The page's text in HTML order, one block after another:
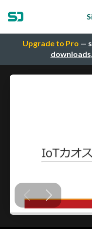
Upgrade to Pro —